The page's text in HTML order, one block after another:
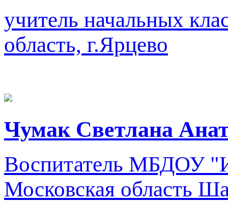
учитель начальных
область, г.Ярцево
Чумак Светлана
Воспитатель МБДОУ
Московская область